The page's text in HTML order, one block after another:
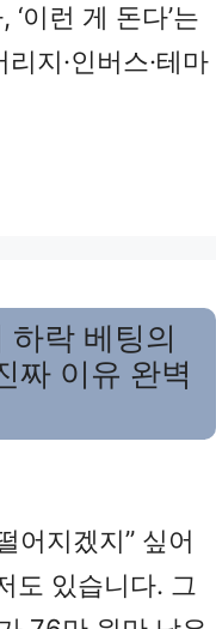
이런 게 돈다’는
지·인버스·테마
하락 베팅의
짜 이유 완벽
어지겠지” 싶어
도 있습니다. 그